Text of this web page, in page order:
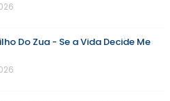
Do Zua - Se a Vida Decide Me